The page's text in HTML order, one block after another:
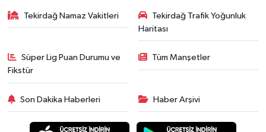
Tekirdağ Namaz Vakitleri
Tekirdağ Trafik Yoğunluk
Haritası
Süper Lig Puan Durumu ve
Fikstür
Tüm Manşetler
Son Dakika Haberleri Haber Arşivi